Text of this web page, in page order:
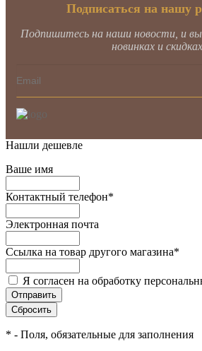
Подписаться на нашу
Подпишитесь на наши новости, и
новинках и
Нашли дешевле
Ваше имя
Контактный телефон*
Электронная почта
Ссылка на товар другого магазина*
Я согласен на обработку
* - Поля, обязательные для заполнения